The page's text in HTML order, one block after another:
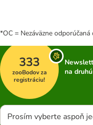
*OC = Nezáväzne odporúčaná
333
zooBodov za
registráciu!
na
Prosím vyberte aspoň